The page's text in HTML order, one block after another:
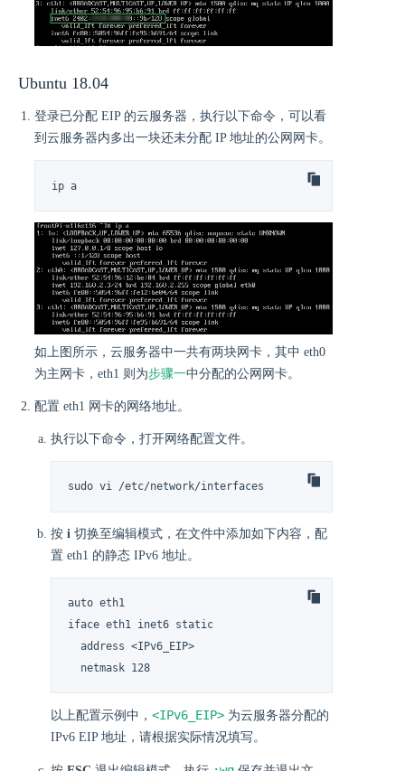
Ubuntu 18.04
登录已分配 EIP 的云服务器，执行以下命令，可以看
到云服务器内多出一块还未分配 IP 地址的公网网卡。
ip a
如上图所示，云服务器中一共有两块网卡，其中 eth0
为主网卡，eth1 则为步骤一中分配的公网网卡。
配置 eth1 网卡的网络地址。
执行以下命令，打开网络配置文件。
sudo vi /etc/network/interfaces
按 i 切换至编辑模式，在文件中添加如下内容，配
置 eth1 的静态 IPv6 地址。
auto eth1
iface eth1 inet6 static
  address <IPv6_EIP>
  netmask 128
以上配置示例中， <IPv6_EIP> 为云服务器分配的
IPv6 EIP 地址，请根据实际情况填写。